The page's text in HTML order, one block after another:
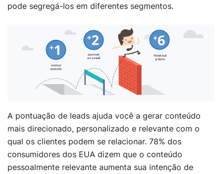
pode segregá-los em diferentes segmentos.
A pontuação de leads ajuda você a gerar conteúdo
mais direcionado, personalizado e relevante com o
qual os clientes podem se relacionar. 78% dos
consumidores dos EUA dizem que o conteúdo
pessoalmente relevante aumenta sua intenção de